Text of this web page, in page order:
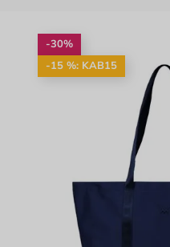
-30%
-15 %: KAB15